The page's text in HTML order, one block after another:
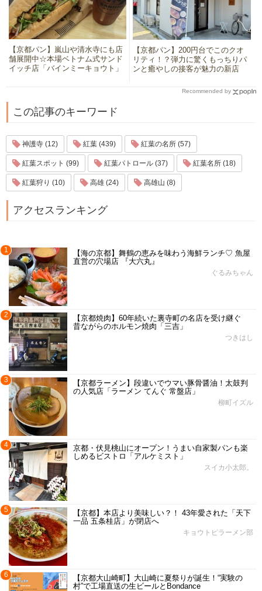
【京都パン】嵐山や清水寺にも店
舗展開中☆本場ベトナム式サンド
イッチ店「バインミーキョウト」
【京都パン】200円台でこのクオ
リティ！？弾力に驚くもっちりパ
ンと癒やしの接客が魅力の新店
Recommended by
この記事のキーワード
神護寺 (12) 紅葉 (439) 紅葉の名所 (57)
紅葉スポット (99) 紅葉パトロール (37) 紅葉名所 (18)
紅葉狩り (10) 高雄 (24) 高雄山 (8)
アクセスランキング
1
【海の京都】舞鶴の恵みを味わう海鮮ランチ♡ 魚屋
直営の穴場店 『大六丸』
ぐるみちゃん
2
【京都焼肉】60年続いた裏寺町の名店を受け継ぐ
昔ながらのホルモン焼肉「三吉」
つきはし
3
【京都ラーメン】段違いでウマい豚骨醤油！太鼓判
の人気店「ラーメン てんぐ 常盤店」
柳町イズル
4
京都・伏見桃山にオープン！うまい自家製パンも楽
しめるビストロ「アルケミスト」
スイカ小太郎。
5
【京都】本店より美味しい？！ 43年愛された「天下
一品 五条桂店」が閉店へ
キョウトピラーメン部
6
【京都大山崎町】大山崎に夏祭りが誕生！“実験の
村”で工場直送の生ビールとBondance